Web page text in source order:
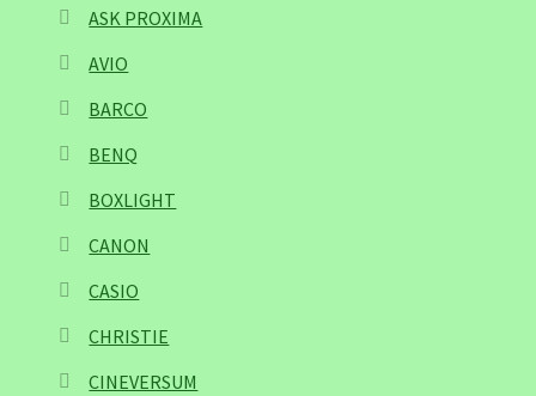
ASK PROXIMA
AVIO
BARCO
BENQ
BOXLIGHT
CANON
CASIO
CHRISTIE
CINEVERSUM